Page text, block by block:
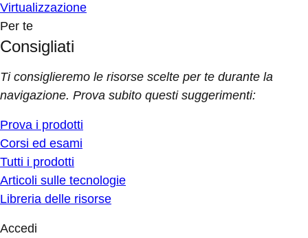
Virtualizzazione
Per te
Consigliati
Ti consiglieremo le risorse scelte per te durante la
navigazione. Prova subito questi suggerimenti:
Prova i prodotti
Corsi ed esami
Tutti i prodotti
Articoli sulle tecnologie
Libreria delle risorse
Accedi